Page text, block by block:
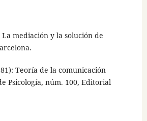
La mediación y la solución de
Teoría de la comunicación
Psicología, núm. 100, Editorial